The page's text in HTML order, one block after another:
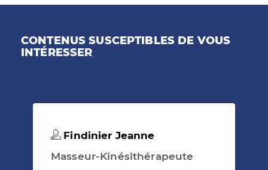
CONTENUS SUSCEPTIBLES DE VOUS
INTÉRESSER
Findinier Jeanne
Masseur-Kinésithérapeute